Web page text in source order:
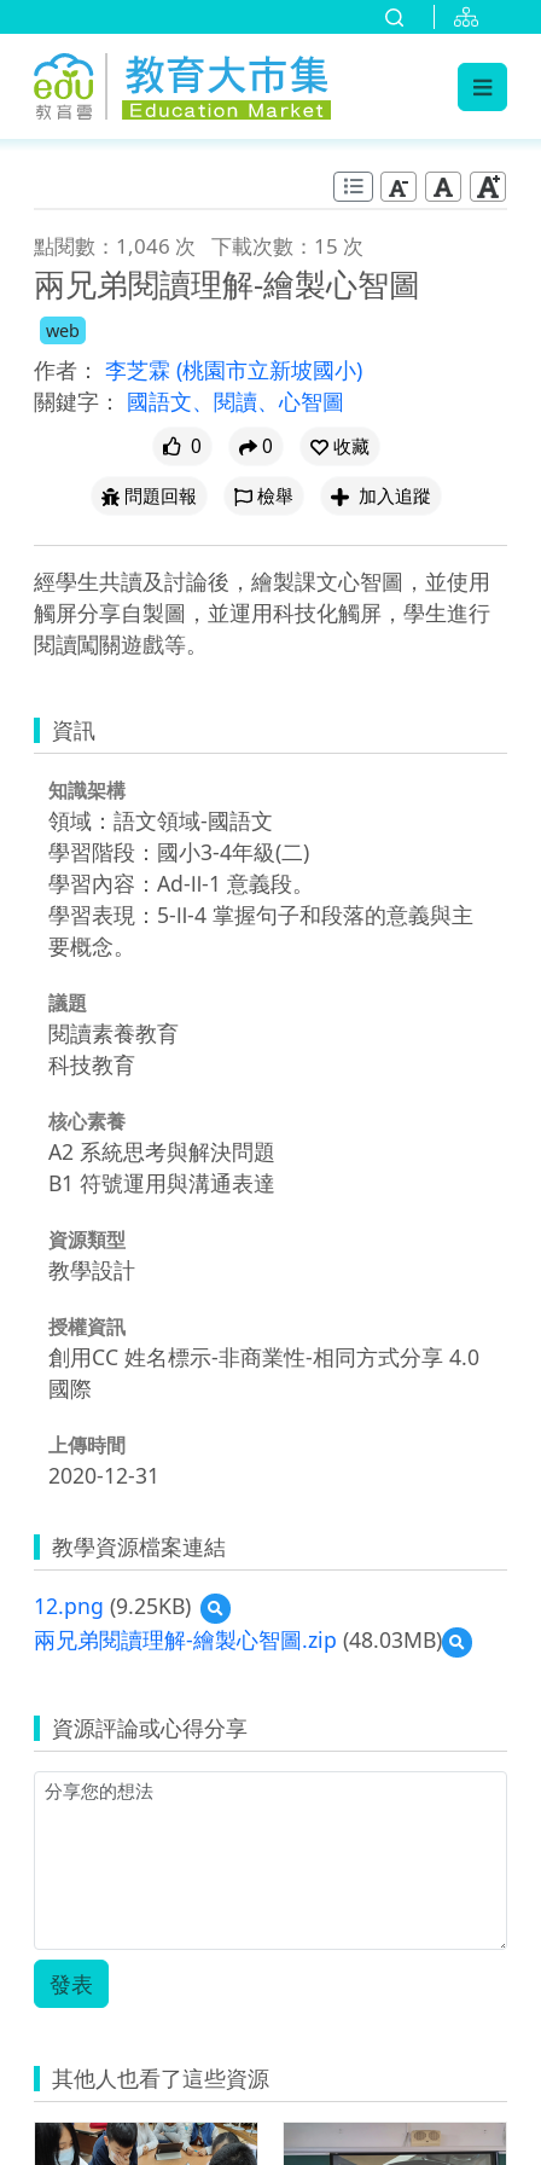
點閱數：1,046 次 下載次數：15 次
兩兄弟閱讀理解-繪製心智圖
web
作者： 李芝霖 (桃園市立新坡國小)
關鍵字： 國語文、閱讀、心智圖
0 0
收藏
問題回報
檢舉 加入追蹤
經學生共讀及討論後，繪製課文心智圖，並使用
觸屏分享自製圖，並運用科技化觸屏，學生進行
閱讀闖關遊戲等。
資訊
知識架構
領域：語文領域-國語文
學習階段：國小3-4年級(二)
學習內容：Ad-Ⅱ-1 意義段。
學習表現：5-Ⅱ-4 掌握句子和段落的意義與主
要概念。
議題
閱讀素養教育
科技教育
核心素養
A2 系統思考與解決問題
B1 符號運用與溝通表達
資源類型
教學設計
授權資訊
創用CC 姓名標示-非商業性-相同方式分享 4.0
國際
上傳時間
2020-12-31
教學資源檔案連結
12.png (9.25KB)
預
覽
12.png
兩兄弟閱讀理解-繪製心智圖.zip (48.03MB)
預
覽
閱
讀
資源評論或心得分享
發表
其他人也看了這些資源